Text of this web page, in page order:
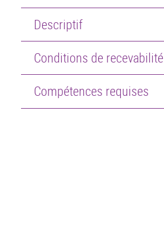
Descriptif
Conditions de recevabilité
Compétences requises